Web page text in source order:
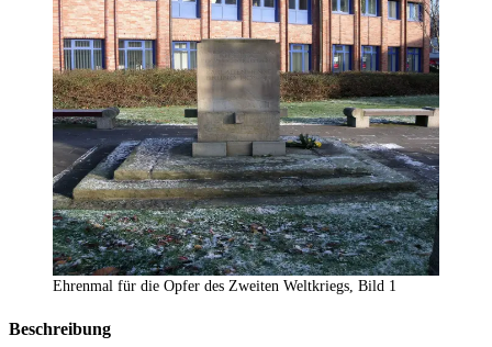
Ehrenmal für die Opfer des Zweiten Weltkriegs, Bild 1
Beschreibung